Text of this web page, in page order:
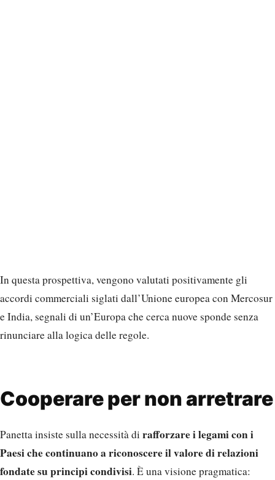
In questa prospettiva, vengono valutati positivamente gli
accordi commerciali siglati dall’Unione europea con Mercosur
e India, segnali di un’Europa che cerca nuove sponde senza
rinunciare alla logica delle regole.
Cooperare per non arretrare
Panetta insiste sulla necessità di rafforzare i legami con i
Paesi che continuano a riconoscere il valore di relazioni
fondate su principi condivisi. È una visione pragmatica: